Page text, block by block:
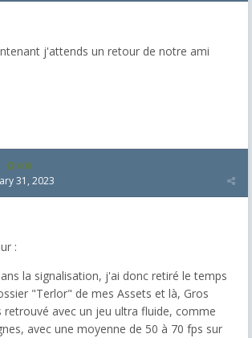
j'attends un retour de notre ami
608
31, 2023
:
la signalisation, j'ai donc retiré le temps
"Terlor" de mes Assets et là, Gros
retrouvé avec un jeu ultra fluide, comme
avec une moyenne de 50 à 70 fps sur